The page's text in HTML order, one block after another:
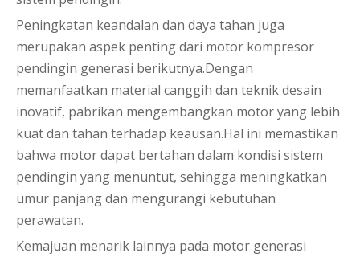
Peningkatan keandalan dan daya tahan juga
merupakan aspek penting dari motor kompresor
pendingin generasi berikutnya.Dengan
memanfaatkan material canggih dan teknik desain
inovatif, pabrikan mengembangkan motor yang lebih
kuat dan tahan terhadap keausan.Hal ini memastikan
bahwa motor dapat bertahan dalam kondisi sistem
pendingin yang menuntut, sehingga meningkatkan
umur panjang dan mengurangi kebutuhan
perawatan.
Kemajuan menarik lainnya pada motor generasi